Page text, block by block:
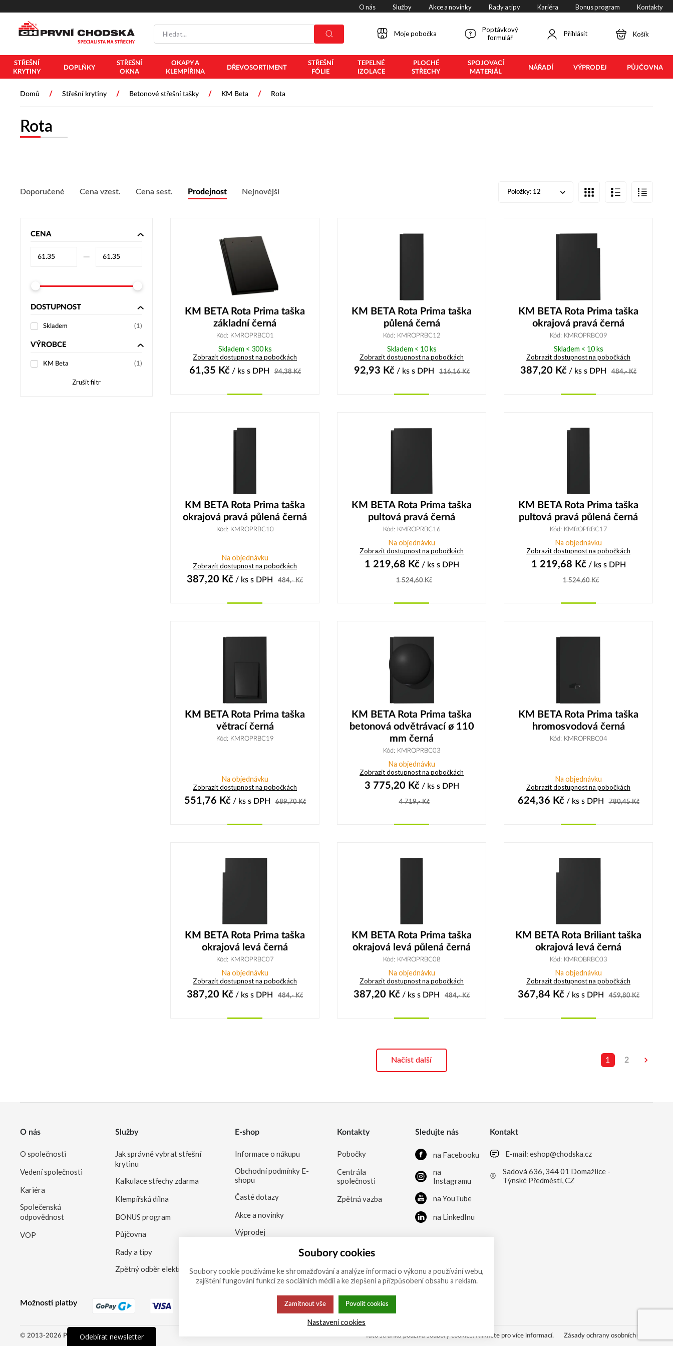
O nás Služby Akce a novinky Rady a tipy Kariéra Bonus program Kontakty
Moje pobočka
Poptávkový
formulář
Přihlásit Košík
STŘEŠNÍ
KRYTINY
DOPLŇKY
STŘEŠNÍ
OKNA
OKAPY A
KLEMPÍŘINA
DŘEVOSORTIMENT
STŘEŠNÍ
FÓLIE
TEPELNÉ
IZOLACE
PLOCHÉ
STŘECHY
SPOJOVACÍ
MATERIÁL
NÁŘADÍ VÝPRODEJ PŮJČOVNA
Domů / Střešní krytiny / Betonové střešní tašky / KM Beta / Rota
Rota
Doporučené Cena vzest. Cena sest. Prodejnost Nejnovější Položky: 12
CENA
–⁠
DOSTUPNOST
Skladem (1)
VÝROBCE
KM Beta (1)
Zrušit filtr
KM BETA Rota Prima taška
základní černá
Kód: KMROPRBC01
Skladem < 300 ks
Zobrazit dostupnost na pobočkách
61,35 Kč/ ks s DPH 94,38Kč
KM BETA Rota Prima taška
půlená černá
Kód: KMROPRBC12
Skladem < 10 ks
Zobrazit dostupnost na pobočkách
92,93 Kč/ ks s DPH 116,16Kč
KM BETA Rota Prima taška
okrajová pravá černá
Kód: KMROPRBC09
Skladem < 10 ks
Zobrazit dostupnost na pobočkách
387,20 Kč / ks s DPH 484,-Kč
KM BETA Rota Prima taška
okrajová pravá půlená černá
Kód: KMROPRBC10
Na objednávku
Zobrazit dostupnost na pobočkách
387,20 Kč / ks s DPH 484,-Kč
KM BETA Rota Prima taška
pultová pravá černá
Kód: KMROPRBC16
Na objednávku
Zobrazit dostupnost na pobočkách
1 219,68 Kč/ ks s DPH
1 524,60Kč
KM BETA Rota Prima taška
pultová pravá půlená černá
Kód: KMROPRBC17
Na objednávku
Zobrazit dostupnost na pobočkách
1 219,68 Kč/ ks s DPH
1 524,60Kč
KM BETA Rota Prima taška
větrací černá
Kód: KMROPRBC19
Na objednávku
Zobrazit dostupnost na pobočkách
551,76 Kč/ ks s DPH 689,70Kč
KM BETA Rota Prima taška
betonová odvětrávací ø 110
mm černá
Kód: KMROPRBC03
Na objednávku
Zobrazit dostupnost na pobočkách
3 775,20 Kč/ ks s DPH
4 719,-Kč
KM BETA Rota Prima taška
hromosvodová černá
Kód: KMROPRBC04
Na objednávku
Zobrazit dostupnost na pobočkách
624,36 Kč/ ks s DPH 780,45Kč
KM BETA Rota Prima taška
okrajová levá černá
Kód: KMROPRBC07
Na objednávku
Zobrazit dostupnost na pobočkách
387,20 Kč / ks s DPH 484,-Kč
KM BETA Rota Prima taška
okrajová levá půlená černá
Kód: KMROPRBC08
Na objednávku
Zobrazit dostupnost na pobočkách
387,20 Kč / ks s DPH 484,-Kč
KM BETA Rota Briliant taška
okrajová levá černá
Kód: KMROBRBC03
Na objednávku
Zobrazit dostupnost na pobočkách
367,84 Kč/ ks s DPH 459,80Kč
Načíst další 1 2
O nás
O společnosti
Vedení společnosti
Kariéra
Společenská
odpovědnost
VOP
Služby
Jak správně vybrat střešní
krytinu
Kalkulace střechy zdarma
Klempířská dílna
BONUS program
Půjčovna
Rady a tipy
Zpětný odběr elektrozařízení
E-shop
Informace o nákupu
Obchodní podmínky E-
shopu
Časté dotazy
Akce a novinky
Výprodej
Kontakty
Pobočky
Centrála
společnosti
Zpětná vazba
Sledujte nás
na Facebooku
na
Instagramu
na YouTube
na LinkedInu
Kontakt
E-mail:eshop@chodska.cz
Sadová 636, 344 01 Domažlice -
Týnské Předměstí, CZ
Možnosti platby
© 2013-2026 PRVNÍ CHODSKÁ eshop Tato stránka používá soubory cookies. Klikněte pro více informací. Zásady ochrany osobních údajů
Soubory cookies
Soubory cookie používáme ke shromažďování a analýze informací o výkonu a používání webu,
zajištění fungování funkcí ze sociálních médií a ke zlepšení a přizpůsobení obsahu a reklam.
Zamítnout vše Povolit cookies
Nastavení cookies
Odebírat newsletter